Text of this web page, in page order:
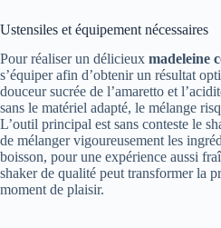
Ustensiles et équipement nécessaires
Pour réaliser un délicieux madeleine
s’équiper afin d’obtenir un résultat
douceur sucrée de l’amaretto et
sans le matériel adapté, le mélange
L’outil principal est sans conteste le
de mélanger vigoureusement les
boisson, pour une expérience aussi
shaker de qualité peut transformer la
moment de plaisir.